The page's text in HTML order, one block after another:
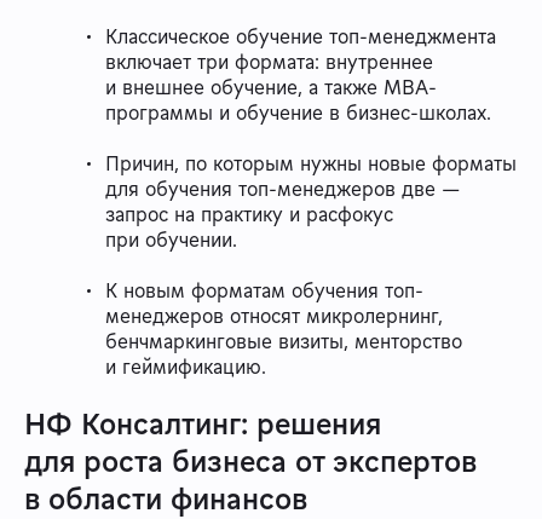
Классическое обучение топ-менеджмента
включает три формата: внутреннее
и внешнее обучение, а также MBA-
программы и обучение в бизнес-школах.
Причин, по которым нужны новые форматы
для обучения топ-менеджеров две —
запрос на практику и расфокус
при обучении.
К новым форматам обучения топ-
менеджеров относят микролернинг,
бенчмаркинговые визиты, менторство
и геймификацию.
НФ Консалтинг: решения
для роста бизнеса от экспертов
в области финансов